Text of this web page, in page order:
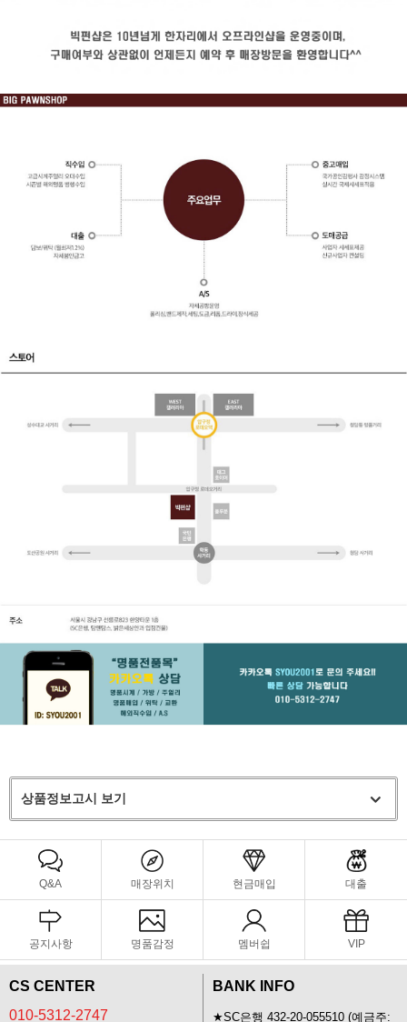
상품정보고시 보기
Q&A 매장위치 현금매입 대출
공지사항 명품감정 멤버쉽 VIP
CS CENTER
010-5312-2747
BANK INFO
★SC은행 432-20-055510 (예금주: